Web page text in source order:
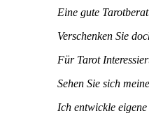
Eine gute
Verschenken Sie
Für Tarot
Sehen Sie sich
Ich entwickle eigene